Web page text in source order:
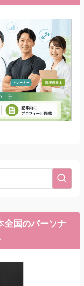
全国のパーソナ